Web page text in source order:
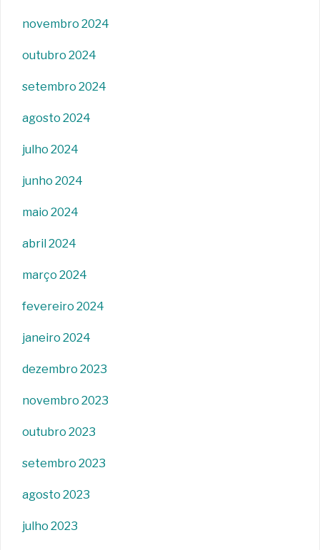
novembro 2024
outubro 2024
setembro 2024
agosto 2024
julho 2024
junho 2024
maio 2024
abril 2024
março 2024
fevereiro 2024
janeiro 2024
dezembro 2023
novembro 2023
outubro 2023
setembro 2023
agosto 2023
julho 2023